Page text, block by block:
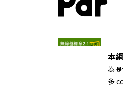
本
為
多